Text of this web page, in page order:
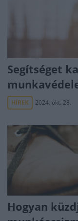
Segítséget
HÍREK 2024. okt. 28.
Hogyan